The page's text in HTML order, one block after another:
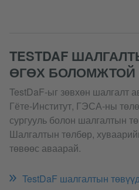
TESTDAF
ӨГӨХ БОЛОМЖТОЙ
TestDaF-ыг зөвхөн шалгалт
Гёте-Институт, ГЭСА-ны
сургууль болон шалгалтын
Шалгалтын төлбөр,
төвөөс аваарай.
TestDaF шалгалтын